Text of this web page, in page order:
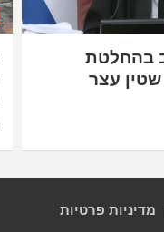
בהחלטת
עצר
מדיניות פרטיות